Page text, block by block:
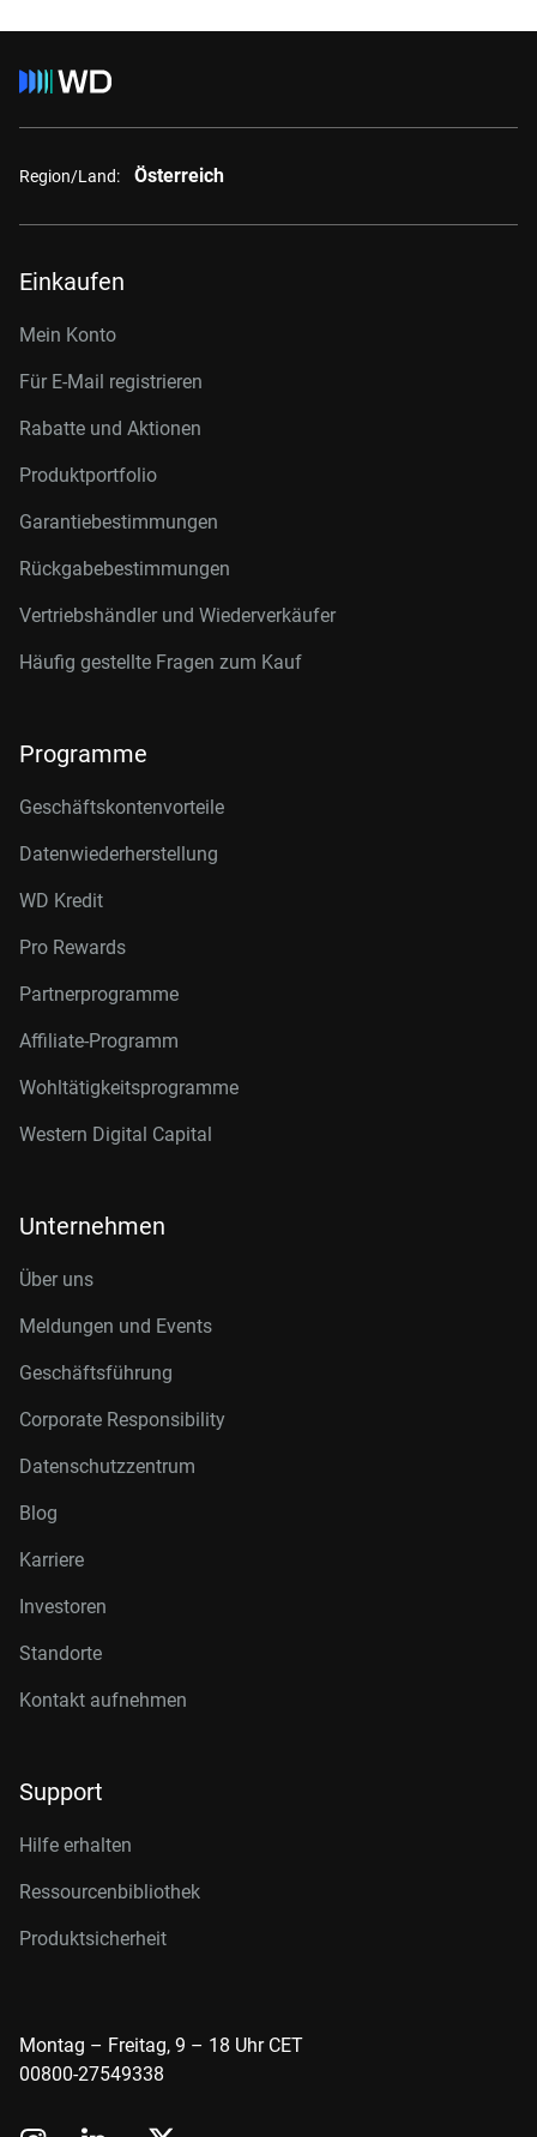
Region/Land: Österreich
Einkaufen
Mein Konto
Für E-Mail registrieren
Rabatte und Aktionen
Produktportfolio
Garantiebestimmungen
Rückgabebestimmungen
Vertriebshändler und Wiederverkäufer
Häufig gestellte Fragen zum Kauf
Programme
Geschäftskontenvorteile
Datenwiederherstellung
WD Kredit
Pro Rewards
Partnerprogramme
Affiliate-Programm
Wohltätigkeitsprogramme
Western Digital Capital
Unternehmen
Über uns
Meldungen und Events
Geschäftsführung
Corporate Responsibility
Datenschutzzentrum
Blog
Karriere
Investoren
Standorte
Kontakt aufnehmen
Support
Hilfe erhalten
Ressourcenbibliothek
Produktsicherheit
Montag – Freitag, 9 – 18 Uhr CET
00800-27549338